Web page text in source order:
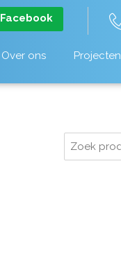
Facebook
Over ons Projecten
Zoeken